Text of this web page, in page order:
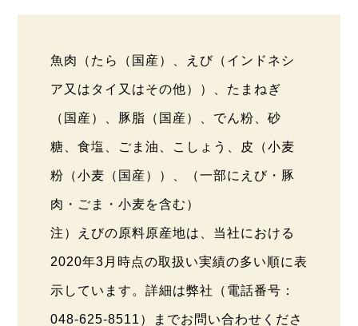
魚肉（たら（国産）、えび（インドネシ
ア又はタイ又はその他））、たまねぎ
（国産）、豚脂（国産）、でん粉、砂
糖、食塩、ごま油、こしょう、皮（小麦
粉（小麦（国産））、（一部にえび・豚
肉・ごま・小麦を含む）
注）えびの原料原産地は、当社における
2020年3月時点の取扱い実績の多い順に表
示しています。詳細は弊社（電話番号：
048-625-8511）までお問い合わせくださ